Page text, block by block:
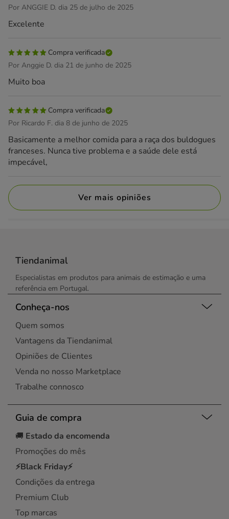
Por ANGGIE D. dia 25 de julho de 2025
Excelente
Compra verificada
Por Anggie D. dia 21 de junho de 2025
Muito boa
Compra verificada
Por Ricardo F. dia 8 de junho de 2025
Basicamente a melhor comida para a raça dos buldogues
franceses. Nunca tive problema e a saúde dele está
impecável,
Ver mais opiniões
Tiendanimal
Especialistas em produtos para animais de estimação e uma
referência em Portugal.
Conheça-nos
Quem somos
Vantagens da Tiendanimal
Opiniões de Clientes
Venda no nosso Marketplace
Trabalhe connosco
Guia de compra
🚚 Estado da encomenda
Promoções do mês
⚡Black Friday⚡
Condições da entrega
Premium Club
Top marcas